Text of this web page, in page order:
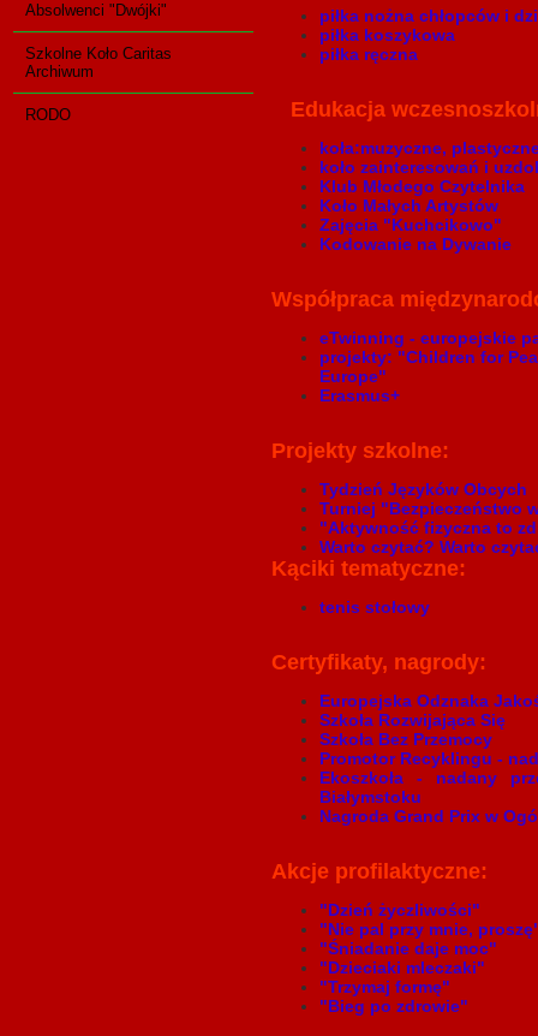
Absolwenci "Dwójki"
Szkolne Koło Caritas
Archiwum
RODO
piłka nożna chłopców i
piłka koszykowa
piłka ręczna
Edukacja
koła:muzyczne,
koło zainteresowań i
Klub Młodego Czytelnika
Koło Małych Artystów
Zajęcia "Kuchcikowo"
Kodowanie na Dywanie
Współpraca
eTwinning - europejskie
projekty: "Children for
Europe"
Erasmus+
Projekty szkolne:
Tydzień Języków Obcych
Turniej "Bezpieczeństwo
"Aktywność fizyczna to
Warto czytać? Warto
Kąciki tematyczne:
tenis stołowy
Certyfikaty, nagrody:
Europejska Odznaka
Szkoła Rozwijająca Się
Szkoła Bez Przemocy
Promotor Recyklingu -
Ekoszkoła - nadany
Białymstoku
Nagroda Grand Prix w
Akcje profilaktyczne:
"Dzień życzliwości"
"Nie pal przy mnie,
"Śniadanie daje moc"
"Dzieciaki mleczaki"
"Trzymaj formę"
"Bieg po zdrowie"